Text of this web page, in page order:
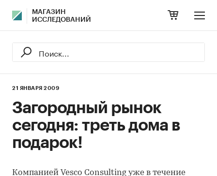
МАГАЗИН
ИССЛЕДОВАНИЙ
21 ЯНВАРЯ 2009
Загородный рынок
сегодня: треть дома в
подарок!
Компанией Vesco Consulting уже в течение